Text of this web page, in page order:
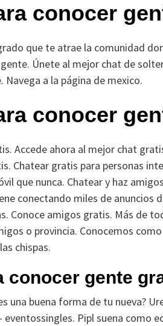
conocer
que te atrae la comunidad
Únete al mejor chat de
Navega a la página de mexico.
conocer
Accede ahora al mejor chat
Chatear gratis para personas
que nunca. Chatear y haz
conectando miles de anuncios
Conoce amigos gratis. Más de
o provincia. Conocemos
chispas.
conocer gente
una buena forma de tu nueva?
eventossingles. Pipl suena como